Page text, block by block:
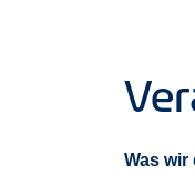
Was wir